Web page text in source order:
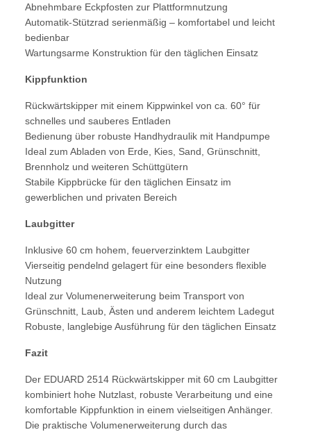
Abnehmbare Eckpfosten zur Plattformnutzung
Automatik-Stützrad serienmäßig – komfortabel und leicht
bedienbar
Wartungsarme Konstruktion für den täglichen Einsatz
Kippfunktion
Rückwärtskipper mit einem Kippwinkel von ca. 60° für
schnelles und sauberes Entladen
Bedienung über robuste Handhydraulik mit Handpumpe
Ideal zum Abladen von Erde, Kies, Sand, Grünschnitt,
Brennholz und weiteren Schüttgütern
Stabile Kippbrücke für den täglichen Einsatz im
gewerblichen und privaten Bereich
Laubgitter
Inklusive 60 cm hohem, feuerverzinktem Laubgitter
Vierseitig pendelnd gelagert für eine besonders flexible
Nutzung
Ideal zur Volumenerweiterung beim Transport von
Grünschnitt, Laub, Ästen und anderem leichtem Ladegut
Robuste, langlebige Ausführung für den täglichen Einsatz
Fazit
Der EDUARD 2514 Rückwärtskipper mit 60 cm Laubgitter
kombiniert hohe Nutzlast, robuste Verarbeitung und eine
komfortable Kippfunktion in einem vielseitigen Anhänger.
Die praktische Volumenerweiterung durch das